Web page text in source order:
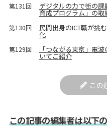
第131回 デジタルの力で街の
育成プログラム」の
第130回 民間出身のICT職が挑
化
第129回 「つながる東京」電
いてご紹介
この
この記事の編集者は以下